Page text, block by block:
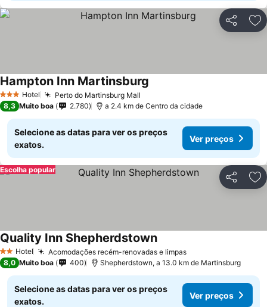
Partilhar
3 EstrelasHotel Perto do Martinsburg Mall
Hampton Inn Martinsburg
8,3 Muito boa 2.780 a 2.4 km de Centro da cidade
Selecione as datas para ver os preços
exatos.
Ver preços
Partilhar
Escolha popular
2 Estrelas
Hotel Acomodações recém-renovadas e limpas
Quality Inn Shepherdstown
8,0 Muito boa 400 Shepherdstown, a 13.0 km de Martinsburg
Selecione as datas para ver os preços
exatos.
Ver preços